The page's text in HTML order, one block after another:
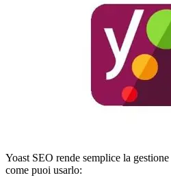
Yoast SEO rende semplice la
come puoi usarlo: